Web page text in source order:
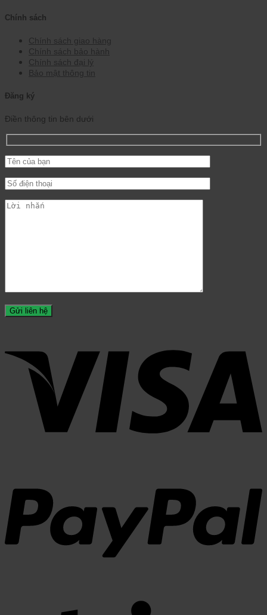
Chính sách
Chính sách giao hàng
Chính sách bảo hành
Chính sách đại lý
Bảo mật thông tin
Đăng ký
Điền thông tin bên dưới